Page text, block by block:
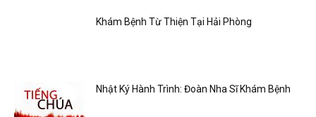
Khám Bệnh Từ Thiện Tại Hải Phòng
Nhật Ký Hành Trình: Đoàn Nha Sĩ Khám Bệnh